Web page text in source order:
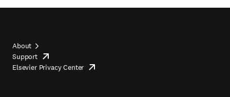
Footer
About
Supportopens
in
Elsevier Privacy Center opens